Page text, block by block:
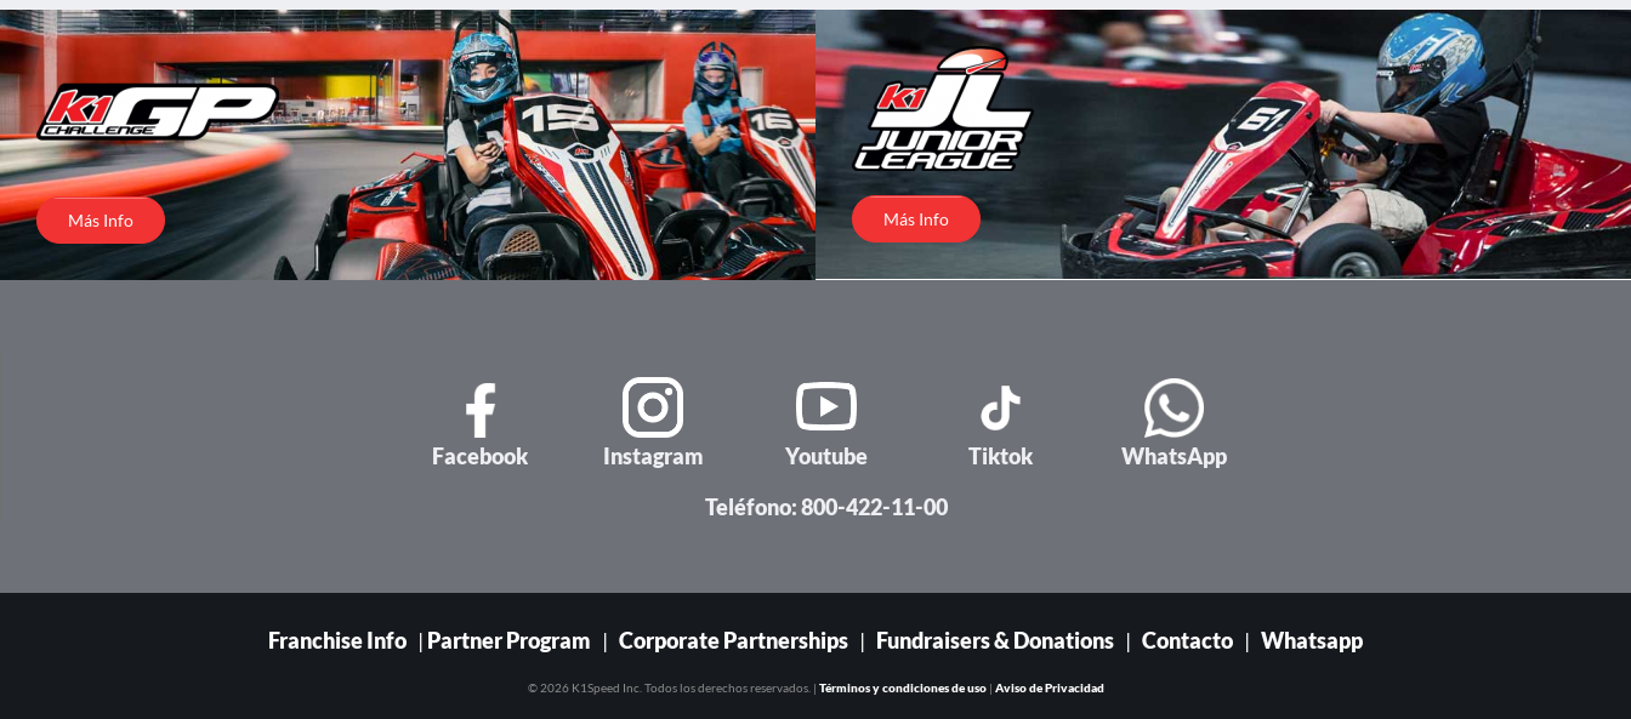
Más Info Más Info
Facebook Instagram Youtube Tiktok
WhatsApp
Teléfono: 800-422-11-00
Franchise Info | Partner Program | Corporate Partnerships | Fundraisers & Donations | Contacto | Whatsapp
© 2026 K1Speed Inc. Todos los derechos reservados. | Términos y condiciones de uso| Aviso de Privacidad